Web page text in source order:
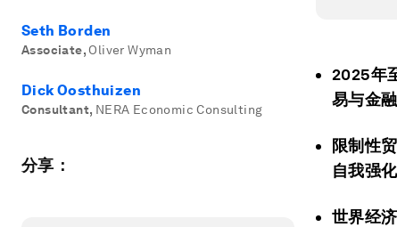
Seth Borden
Associate, Oliver Wyman
Dick Oosthuizen
Consultant, NERA Economic Consulting
分享：
2025年
易与金
限制性
自我强化
世界经